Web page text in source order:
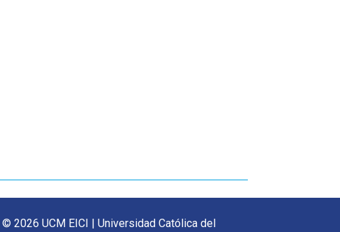
© 2026 UCM EICI | Universidad Católica del